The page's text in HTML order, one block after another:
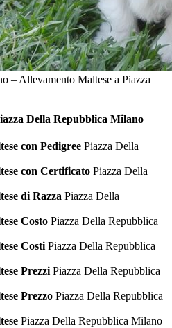
– Allevamento Maltese a Piazza
Della Repubblica Milano
con Pedigree Piazza Della
con Certificato Piazza Della
di Razza Piazza Della
Costo Piazza Della Repubblica
Costi Piazza Della Repubblica
Prezzi Piazza Della Repubblica
Prezzo Piazza Della Repubblica
Piazza Della Repubblica Milano